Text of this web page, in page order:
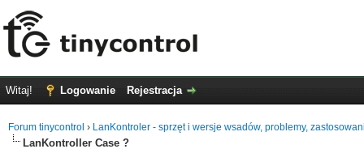
Witaj! Logowanie Rejestracja
Forum tinycontrol › LanKontroler - sprzęt i wersje wsadów, problemy,
LanKontroller Case ?